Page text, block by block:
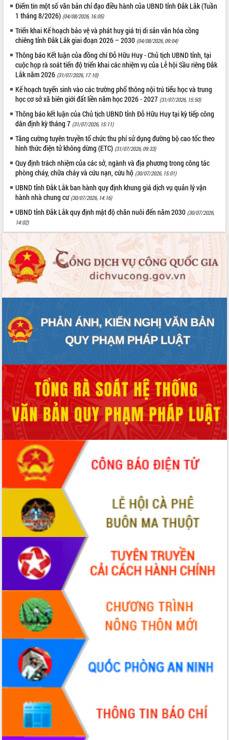
THỐNG KÊ TRUY CẬP
Hôm nay:
Tất cả: 66104849
Điểm tin một số văn bản chỉ đạo điều hành của UBND tỉnh Đắk Lắk (Tuần
1 tháng 8/2026) (04/08/2026, 16:05)
Triển khai Kế hoạch bảo vệ và phát huy giá trị di sản văn hóa cồng
chiêng tỉnh Đắk Lắk giai đoạn 2026 – 2030 (04/08/2026, 09:04)
Thông báo Kết luận của đồng chí Đỗ Hữu Huy - Chủ tịch UBND tỉnh, tại
cuộc họp rà soát tiến độ triển khai các nhiệm vụ của Lễ hội Sầu riêng Đắk
Lắk năm 2026 (31/07/2026, 17:10)
Kế hoạch tuyển sinh vào các trường phổ thông nội trú tiểu học và trung
học cơ sở xã biên giới đất liền năm học 2026 - 2027 (31/07/2026, 15:50)
Thông báo kết luận của Chủ tịch UBND tỉnh Đỗ Hữu Huy tại kỳ tiếp công
dân định kỳ tháng 7 (31/07/2026, 15:11)
Tăng cường tuyên truyền tổ chức thu phí sử dụng đường bộ cao tốc theo
hình thức điện tử không dừng (ETC) (31/07/2026, 09:33)
Quy định trách nhiệm của các sở, ngành và địa phương trong công tác
phòng cháy, chữa cháy và cứu nạn, cứu hộ (30/07/2026, 15:01)
UBND tỉnh Đắk Lắk ban hành quy định khung giá dịch vụ quản lý vận
hành nhà chung cư (30/07/2026, 14:16)
UBND tỉnh Đắk Lắk quy định mật độ chăn nuôi đến năm 2030 (30/07/2026,
14:02)